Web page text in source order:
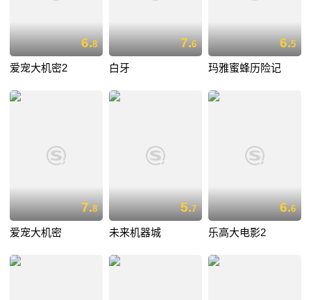
6.8
爱宠大机密2
7.6
白牙
6.5
玛雅蜜蜂历险记
7.8
爱宠大机密
5.7
未来机器城
6.6
乐高大电影2